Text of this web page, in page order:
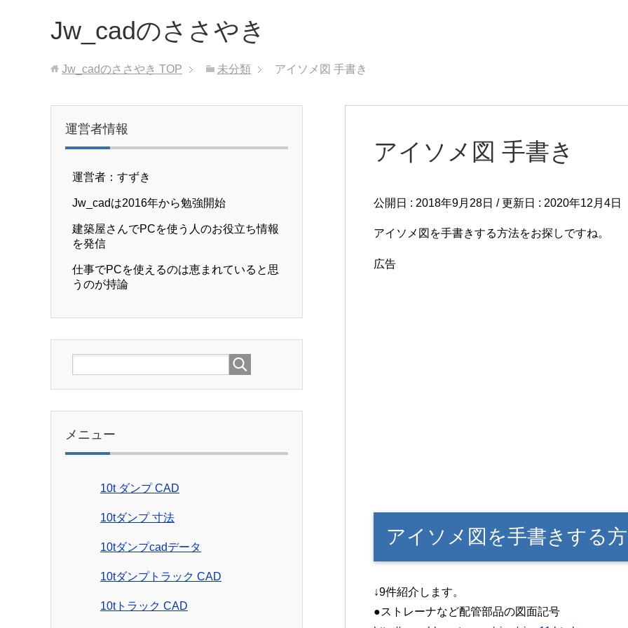
Jw_cadのささやき
Jw_cadのささやき TOP 未分類 アイソメ図 手書き
アイソメ図 手書き
公開日 : 2018年9月28日 / 更新日 : 2020年12月4日
アイソメ図を手書きする方法をお探しですね。
広告
アイソメ図を手書きする
↓9件紹介します。
●ストレーナなど配管部品の図面記号
運営者情報
運営者：すずき
Jw_cadは2016年から勉強開始
建築屋さんでPCを使う人のお役立ち情報
を発信
仕事でPCを使えるのは恵まれていると思
うのが持論
メニュー
10t ダンプ CAD
10tダンプ 寸法
10tダンプcadデータ
10tダンプトラック CAD
10tトラック CAD